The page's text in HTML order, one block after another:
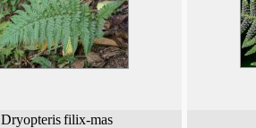
Dryopteris filix-mas